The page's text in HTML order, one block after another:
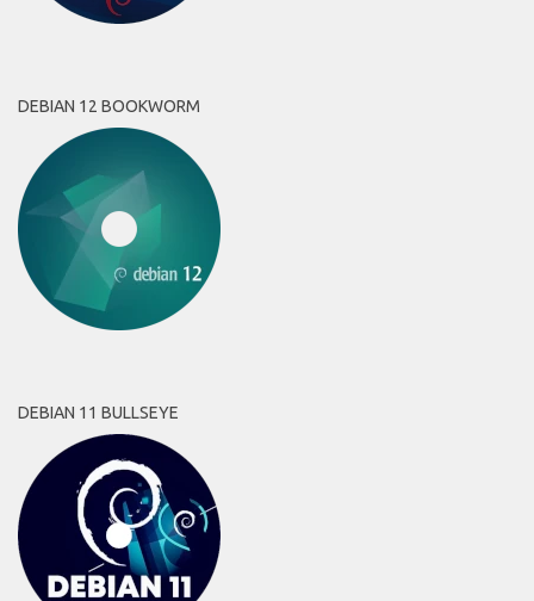
DEBIAN 12 BOOKWORM
DEBIAN 11 BULLSEYE